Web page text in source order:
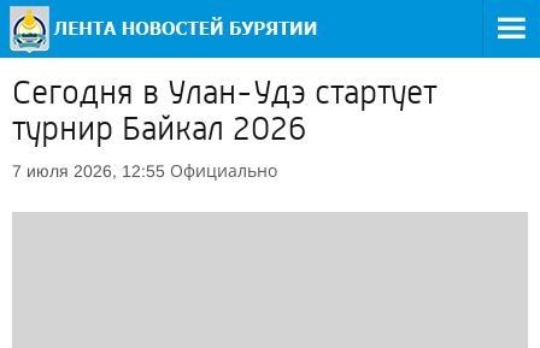
Сегодня в Улан-Удэ стартует
турнир Байкал 2026
7 июля 2026, 12:55 Официально